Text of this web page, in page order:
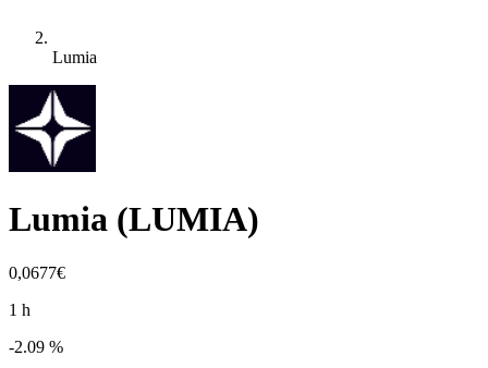
Lumia
Lumia (LUMIA)
0,0677€
1 h
-2.09 %